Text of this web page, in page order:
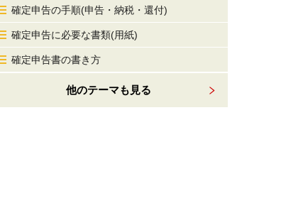
確定申告の手順(申告・納税・還付)
確定申告に必要な書類(用紙)
確定申告書の書き方
他のテーマも見る